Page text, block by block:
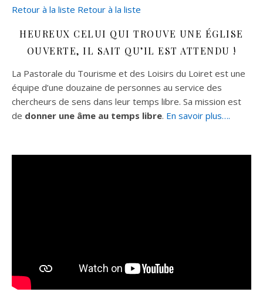
Retour à la liste Retour à la liste
HEUREUX CELUI QUI TROUVE UNE ÉGLISE
OUVERTE, IL SAIT QU’IL EST ATTENDU !
La Pastorale du Tourisme et des Loisirs du Loiret est une
équipe d’une douzaine de personnes au service des
chercheurs de sens dans leur temps libre. Sa mission est
de donner une âme au temps libre. En savoir plus….